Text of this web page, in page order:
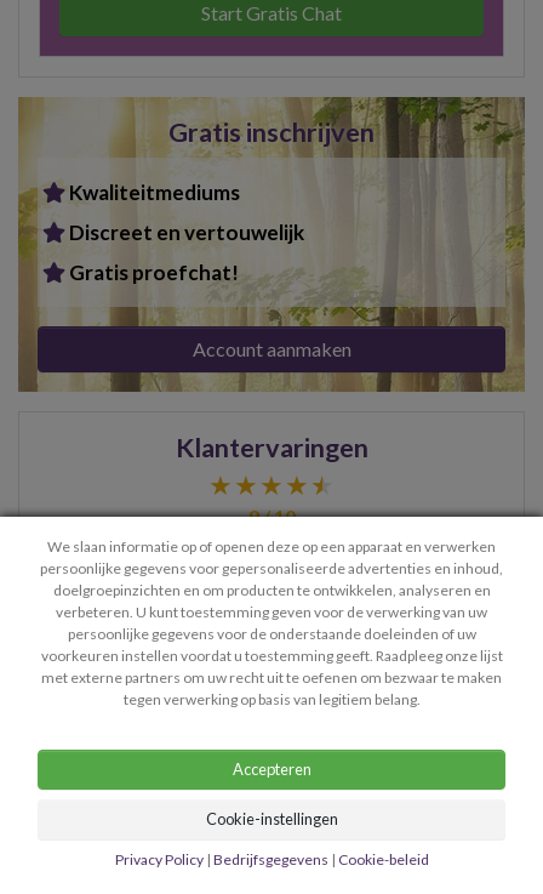
Start Gratis Chat
Gratis inschrijven
Kwaliteitmediums
Discreet en vertouwelijk
Gratis proefchat!
Account aanmaken
Klantervaringen
9 / 10
Lieve Zohra, bedankt voor je goede coaching, ik heb daar
zeker iets aan. Ik kom zeker nog eens bij jou terug, voor
meer … - Renske
> Bekijk meer ervaringen
Privacy Policy
Algemene Voorwaarden
We slaan informatie op of openen deze op een apparaat en verwerken
persoonlijke gegevens voor gepersonaliseerde advertenties en inhoud,
doelgroepinzichten en om producten te ontwikkelen, analyseren en
verbeteren. U kunt toestemming geven voor de verwerking van uw
persoonlijke gegevens voor de onderstaande doeleinden of uw
voorkeuren instellen voordat u toestemming geeft. Raadpleeg onze lijst
met externe partners om uw recht uit te oefenen om bezwaar te maken
tegen verwerking op basis van legitiem belang.
Accepteren
Cookie-instellingen
Privacy Policy | Bedrijfsgegevens | Cookie-beleid